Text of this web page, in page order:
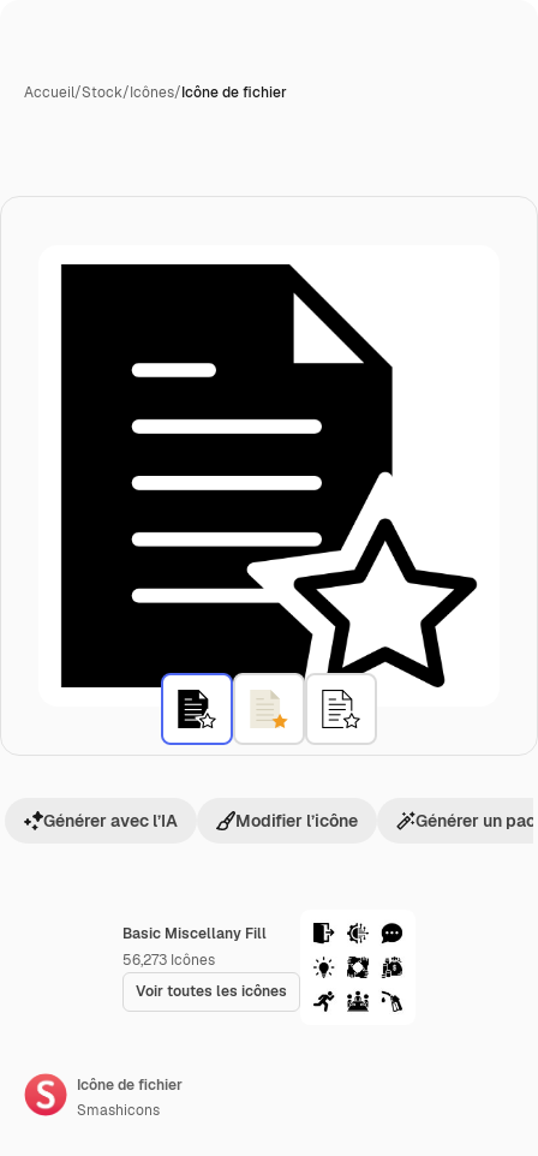
Accueil/Stock/Icônes/Icône de fichier
Basic Miscellany Fill
56,273 Icônes
Voir toutes les icônes
Générer avec l’IA Modifier l’icône Générer un
Icône de fichier
Smashicons